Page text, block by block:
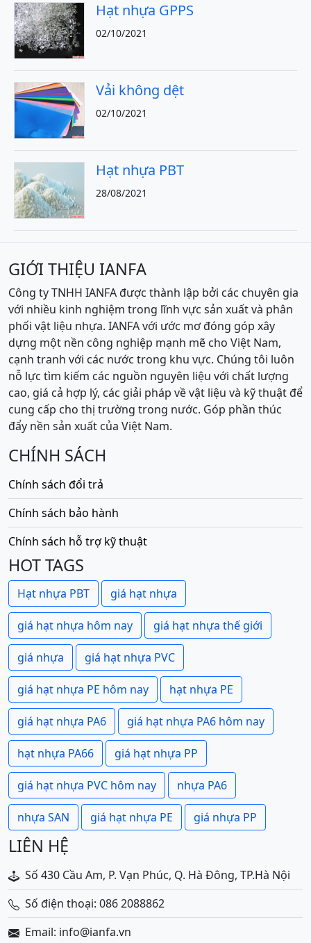
Hạt nhựa GPPS
02/10/2021
Vải không dệt
02/10/2021
Hạt nhựa PBT
28/08/2021
GIỚI THIỆU IANFA
Công ty TNHH IANFA được thành lập bởi các chuyên gia
với nhiều kinh nghiệm trong lĩnh vực sản xuất và phân
phối vật liệu nhựa. IANFA với ước mơ đóng góp xây
dựng một nền công nghiệp mạnh mẽ cho Việt Nam,
cạnh tranh với các nước trong khu vực. Chúng tôi luôn
nỗ lực tìm kiếm các nguồn nguyên liệu với chất lượng
cao, giá cả hợp lý, các giải pháp về vật liệu và kỹ thuật để
cung cấp cho thị trường trong nước. Góp phần thúc
đẩy nền sản xuất của Việt Nam.
CHÍNH SÁCH
Chính sách đổi trả
Chính sách bảo hành
Chính sách hỗ trợ kỹ thuật
HOT TAGS
Hạt nhựa PBT giá hạt nhựa
giá hạt nhựa hôm nay giá hạt nhựa thế giới
giá nhựa giá hạt nhựa PVC
giá hạt nhựa PE hôm nay hạt nhựa PE
giá hạt nhựa PA6 giá hạt nhựa PA6 hôm nay
hạt nhựa PA66 giá hạt nhựa PP
giá hạt nhựa PVC hôm nay nhựa PA6
nhựa SAN giá hạt nhựa PE giá nhựa PP
LIÊN HỆ
Số 430 Cầu Am, P. Vạn Phúc, Q. Hà Đông, TP.Hà Nội
Số điện thoại: 086 2088862
Email: info@ianfa.vn